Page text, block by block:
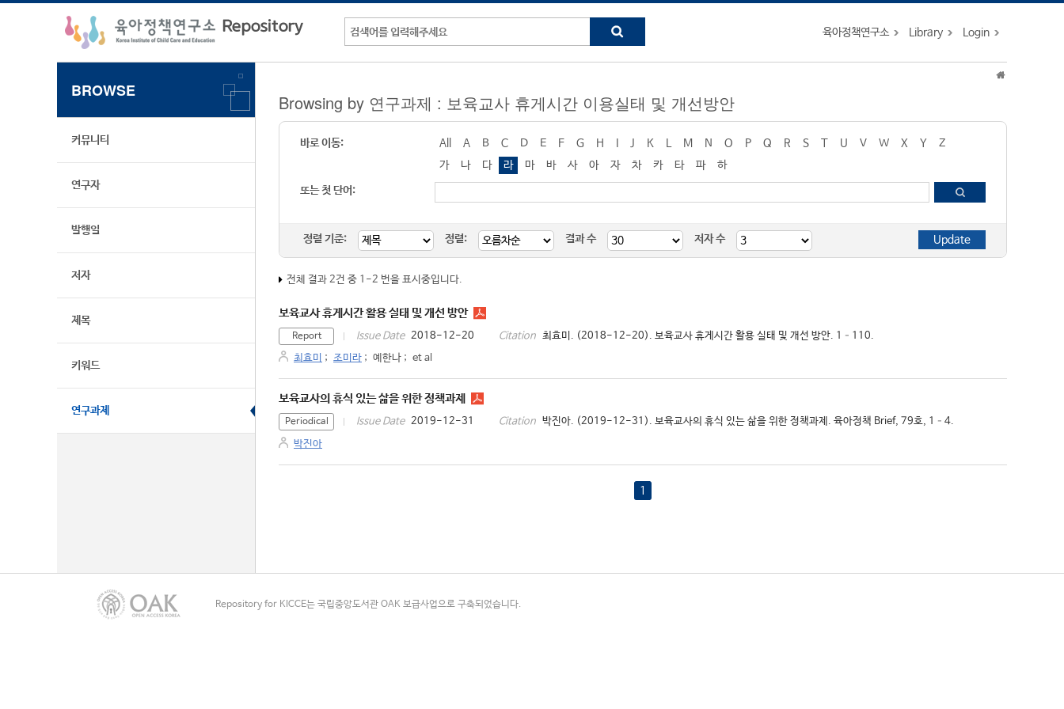
육아정책연구소 Library Login
BROWSE
커뮤니티
연구자
발행일
저자
제목
키워드
연구과제
Browsing by 연구과제 : 보육교사 휴게시간 이용실태 및 개선방안
바로 이동: All A B C D E F G H J K M N O P Q R S T U V W X Y
Z
가
나 다 라 마 바 사 아 자 차 카 타 파
하
또는 첫 단어:
정렬 기준: 정렬: 결과 수 저자 수
전체 결과 2건 중 1-2 번을 표시중입니다.
보육교사 휴게시간 활용 실태 및 개선 방안
Report Issue Date 2018-12-20 Citation 최효미. (2018-12-20). 보육교사 휴게시간 활용 실태 및 개선 방안. 1–110.
최효미 ; 조미라 ; 예한나 ; et al
보육교사의 휴식 있는 삶을 위한 정책과제
Periodical Issue Date 2019-12-31 Citation 박진아. (2019-12-31). 보육교사의 휴식 있는 삶을 위한 정책과제. 육아정책 Brief, 79호, 1–4.
박진아
1
Repository for KICCE는 국립중앙도서관 OAK 보급사업으로 구축되었습니다.